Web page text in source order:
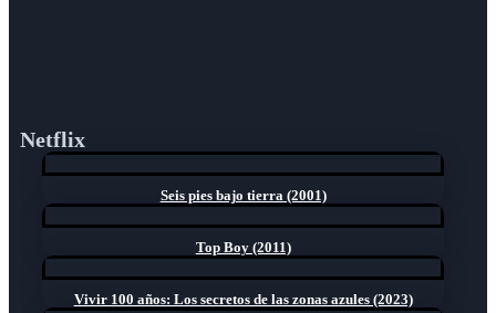
Netflix
Seis pies bajo tierra (2001)
Top Boy (2011)
Vivir 100 años: Los secretos de las zonas azules (2023)